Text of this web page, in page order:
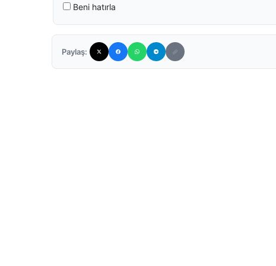
Beni hatırla
Paylaş: